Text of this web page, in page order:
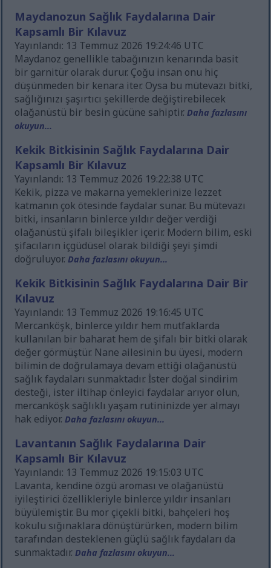
Maydanozun Sağlık Faydalarına Dair
Kapsamlı Bir Kılavuz
Yayınlandı: 13 Temmuz 2026 19:24:46 UTC
Maydanoz genellikle tabağınızın kenarında basit
bir garnitür olarak durur. Çoğu insan onu hiç
düşünmeden bir kenara iter. Oysa bu mütevazı bitki,
sağlığınızı şaşırtıcı şekillerde değiştirebilecek
olağanüstü bir besin gücüne sahiptir.Daha fazlasını
okuyun...
Kekik Bitkisinin Sağlık Faydalarına Dair
Kapsamlı Bir Kılavuz
Yayınlandı: 13 Temmuz 2026 19:22:38 UTC
Kekik, pizza ve makarna yemeklerinize lezzet
katmanın çok ötesinde faydalar sunar. Bu mütevazı
bitki, insanların binlerce yıldır değer verdiği
olağanüstü şifalı bileşikler içerir. Modern bilim, eski
şifacıların içgüdüsel olarak bildiği şeyi şimdi
doğruluyor.Daha fazlasını okuyun...
Kekik Bitkisinin Sağlık Faydalarına Dair Bir
Kılavuz
Yayınlandı: 13 Temmuz 2026 19:16:45 UTC
Mercanköşk, binlerce yıldır hem mutfaklarda
kullanılan bir baharat hem de şifalı bir bitki olarak
değer görmüştür. Nane ailesinin bu üyesi, modern
bilimin de doğrulamaya devam ettiği olağanüstü
sağlık faydaları sunmaktadır. İster doğal sindirim
desteği, ister iltihap önleyici faydalar arıyor olun,
mercanköşk sağlıklı yaşam rutininizde yer almayı
hak ediyor.Daha fazlasını okuyun...
Lavantanın Sağlık Faydalarına Dair
Kapsamlı Bir Kılavuz
Yayınlandı: 13 Temmuz 2026 19:15:03 UTC
Lavanta, kendine özgü aroması ve olağanüstü
iyileştirici özellikleriyle binlerce yıldır insanları
büyülemiştir. Bu mor çiçekli bitki, bahçeleri hoş
kokulu sığınaklara dönüştürürken, modern bilim
tarafından desteklenen güçlü sağlık faydaları da
sunmaktadır.Daha fazlasını okuyun...